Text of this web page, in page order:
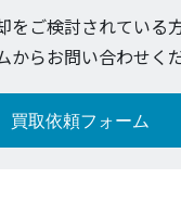
をご検討されている
からお問い合わせく
買取依頼フォーム